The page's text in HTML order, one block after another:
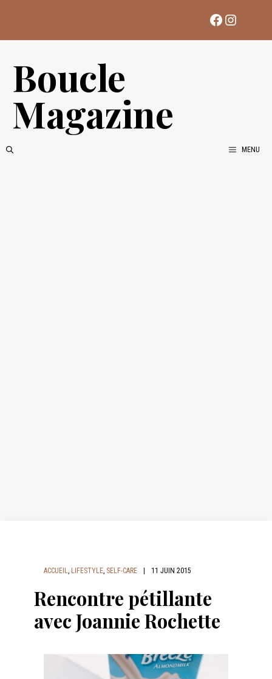
contenu
Facebook
Boucle
Magazine
MENU
ACCUEIL, LIFESTYLE, SELF-CARE 11 JUIN 2015
Rencontre pétillante
avec Joannie Rochette